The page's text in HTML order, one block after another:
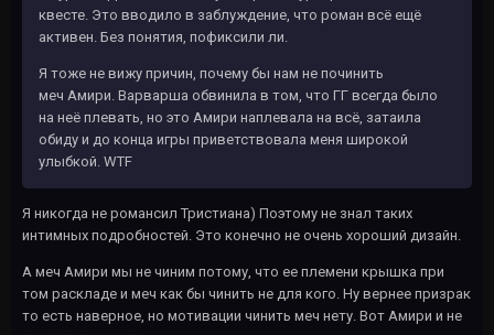
квесте. Это вводило в заблуждение, что роман всё ещё
активен. Без понятия, пофиксили ли.
Я тоже не вижу причин, почему бы нам не починить
меч Амири. Варварша обвинила в том, что ГГ всегда было
на неё плевать, но это Амири наплевала на всё, затаила
обиду и до конца игры приветствовала меня широкой
улыбкой. WTF
Я никогда не романсил Тристиана) Поэтому не знал таких
интимных подробностей. Это конечно не очень хороший дизайн.
А меч Амири мы не чиним потому, что ее племени крышка при
том раскладе и меч как бы чинить не для кого. Ну вернее призрак
то есть наверное, но мотивации чинить меч нету. Вот Амири и не